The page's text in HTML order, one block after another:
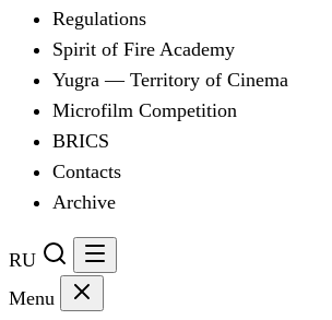
Regulations
Spirit of Fire Academy
Yugra — Territory of Cinema
Microfilm Competition
BRICS
Contacts
Archive
RU
Menu